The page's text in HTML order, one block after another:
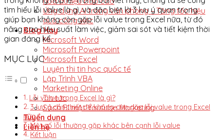
Ứng dụng AI trong văn phòng – Tăng tốc hiệu
quả công việc
Blog Hay
Microsoft Word
Microsoft Powerpoint
Microsoft Excel
Luyện thi tin học quốc tế
Lập Trình VBA
Marketing Online
Tin tức
Sách Bí mật Youtube Marketing
Tuyển dụng
Liên hệ
tìm hiểu lỗi value là gì, và đặc biệt là 3 lưu ý quan trọng
giúp bạn không còn gặp lỗi value trong Excel nữa, từ đó
nâng cao hiệu suất làm việc, giảm sai sót và tiết kiệm thời
gian đáng kể.
MỤC LỤC
Lỗi value trong Excel là gì?
3 lưu ý cần thiết để không còn gặp lỗi value trong Excel
nữa
Một số lỗi thường gặp khác bên cạnh lỗi value
Kết luận